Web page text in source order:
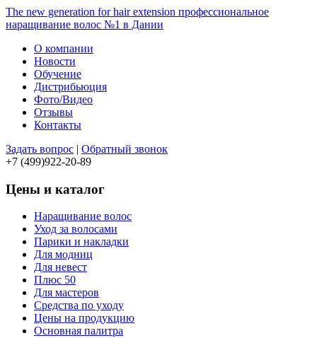
The new generation for hair extension профессиональное
наращивание волос №1 в Дании
О компании
Новости
Обучение
Дистрибьюция
Фото/Видео
Отзывы
Контакты
Задать вопрос | Обратный звонок
+7 (499)922-20-89
Цены и каталог
Наращивание волос
Уход за волосами
Парики и накладки
Для модниц
Для невест
Плюс 50
Для мастеров
Средства по уходу
Цены на продукцию
Основная палитра